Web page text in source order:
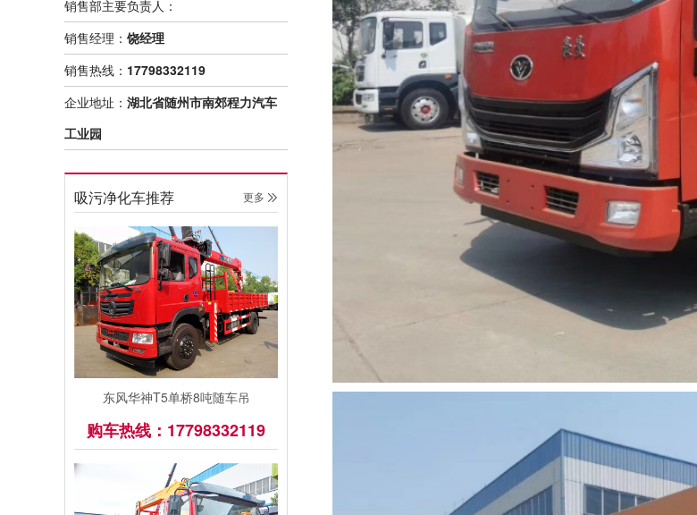
销售部主要负责人：
销售经理： 饶经理
销售热线： 17798332119
企业地址： 湖北省随州市南郊程力汽车
工业园
吸污净化车推荐 更多 
东风华神T5单桥8吨随车吊
购车热线：17798332119